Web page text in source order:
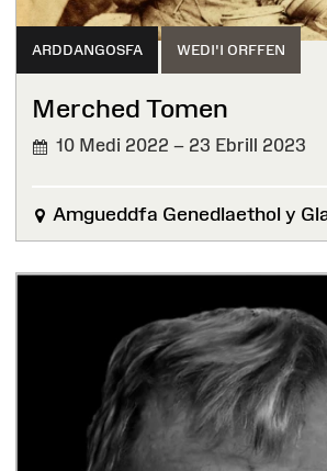
ARDDANGOSFA WEDI'I ORFFEN
Merched Tomen
10 Medi 2022 – 23 Ebrill 2023
WEDI'I
Amgueddfa Genedlaethol y